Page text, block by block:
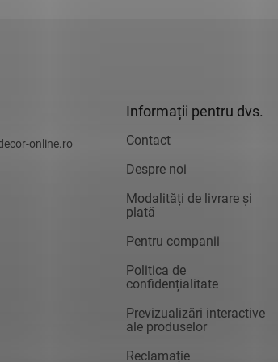
online.ro
Informații pentru dvs.
Contact
Despre noi
Modalități de livrare și
plată
Pentru companii
Politica de
confidențialitate
Previzualizări interactive
ale produselor
Reclamație